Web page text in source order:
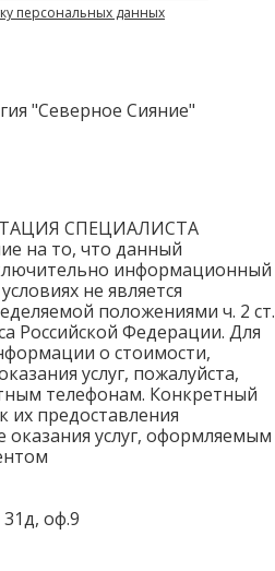
персональных данных
"Северное Сияние"
СПЕЦИАЛИСТА
на то, что данный
информационный
не является
положениями ч. 2 ст.
Российской Федерации. Для
о стоимости,
услуг, пожалуйста,
телефонам. Конкретный
их предоставления
оказания услуг, оформляемым
оф.9